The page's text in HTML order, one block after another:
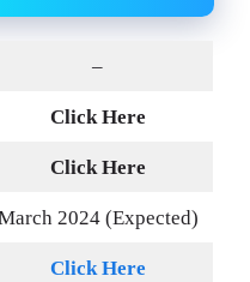
–
Click Here
Click Here
2024 (Expected)
Click Here